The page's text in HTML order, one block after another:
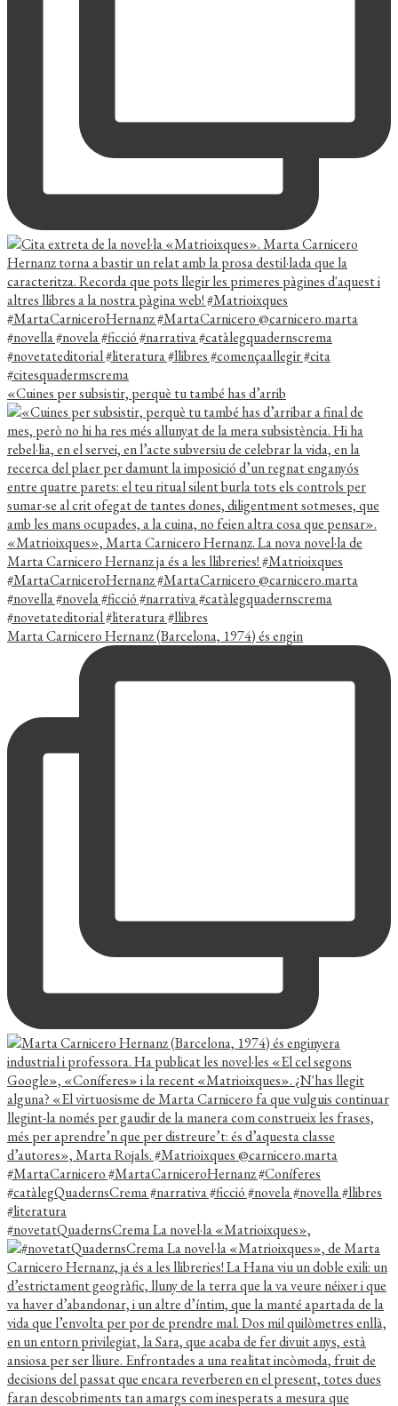
«Cuines per subsistir, perquè tu també has d’arrib
Marta Carnicero Hernanz (Barcelona, 1974) és engin
#novetatQuadernsCrema La novel·la «Matrioixques»,